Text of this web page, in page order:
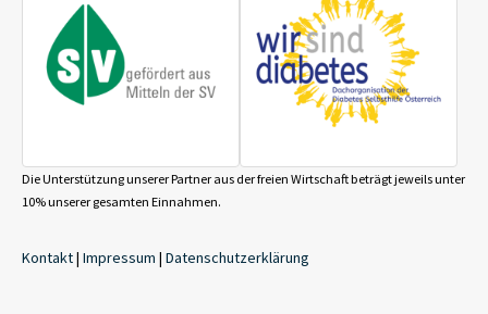
Die Unterstützung unserer Partner aus der freien Wirtschaft beträgt jeweils unter
10% unserer gesamten Einnahmen.
Kontakt| Impressum | Datenschutzerklärung